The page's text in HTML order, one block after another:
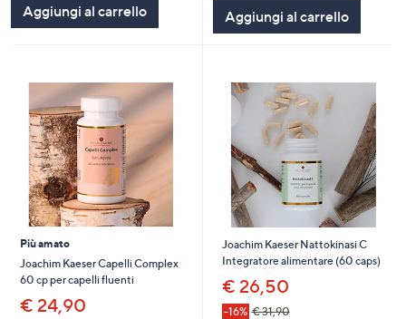
Stars
Aggiungi al carrello
Stars
Aggiungi al carrello
Più amato
Joachim Kaeser Capelli Complex
60 cp per capelli fluenti
€ 24,90
Joachim Kaeser Nattokinasi C
Integratore alimentare (60 caps)
€ 26,50
-16% € 31,90